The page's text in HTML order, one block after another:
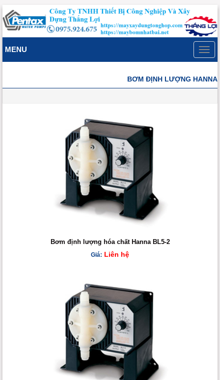
MENU
BƠM ĐỊNH LƯỢNG HANNA
Bơm định lượng hóa chất Hanna BL5-2
Giá: Liên hệ